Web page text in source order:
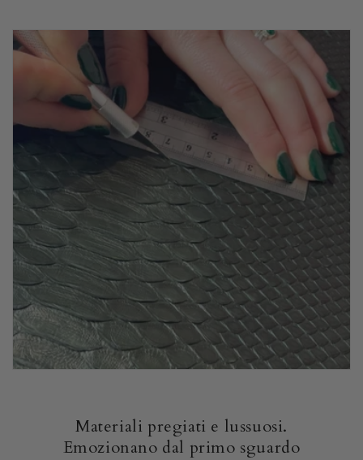
Materiali pregiati e lussuosi.
Emozionano dal primo sguardo